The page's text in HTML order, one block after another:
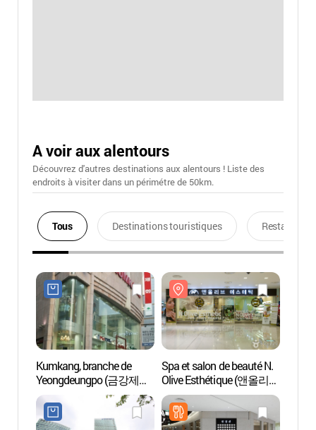
A voir aux alentours
Découvrez d'autres destinations aux alentours ! Liste des
endroits à visiter dans un périmétre de 50km.
Tous Destinations touristiques Restaurants
Kumkang, branche de
Yeongdeungpo (금강제화
영등포본점)
Spa et salon de beauté N.
Olive Esthétique (앤올리브
에스테틱)